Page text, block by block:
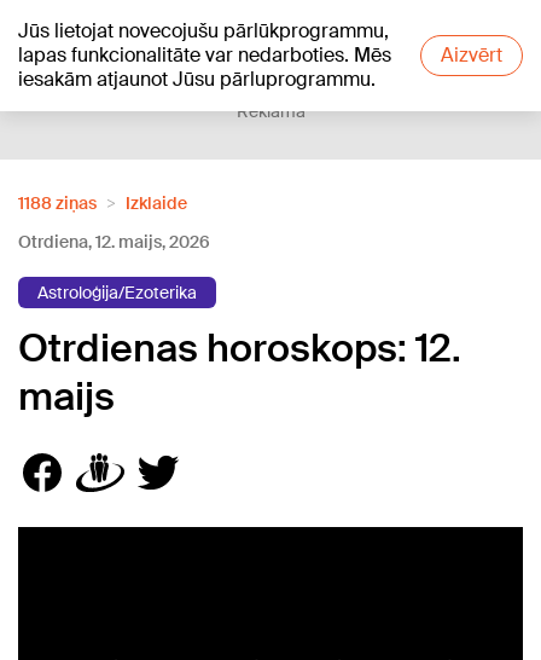
Jūs lietojat novecojušu pārlūkprogrammu,
lapas funkcionalitāte var nedarboties. Mēs
iesakām atjaunot Jūsu pārluprogrammu.
Aizvērt
+24°C
Reklāma
1188 ziņas
Izklaide
Otrdiena, 12. maijs, 2026
Astroloģija/Ezoterika
Otrdienas horoskops: 12.
maijs